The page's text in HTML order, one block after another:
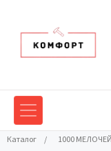
Каталог / 1000 МЕЛОЧЕЙ